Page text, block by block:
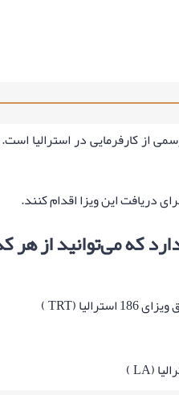
از کارفرمایی در استرالیا است.
دریافت این ویزا اقدام کنند.
که می‌توانید از هر